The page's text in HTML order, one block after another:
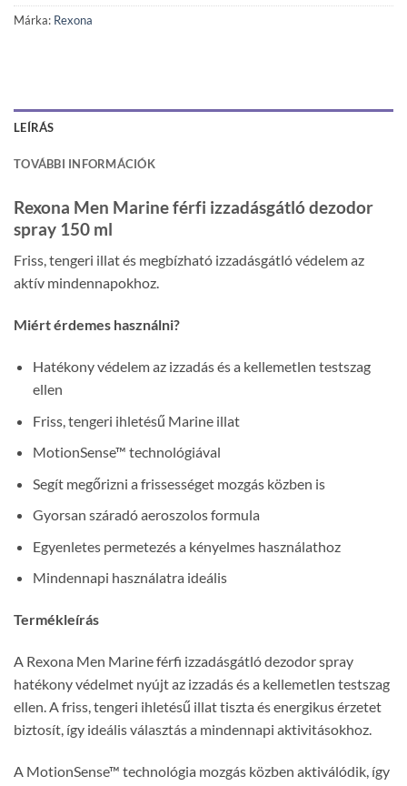
Márka: Rexona
LEÍRÁS
TOVÁBBI INFORMÁCIÓK
Rexona Men Marine férfi izzadásgátló dezodor
spray 150 ml
Friss, tengeri illat és megbízható izzadásgátló védelem az
aktív mindennapokhoz.
Miért érdemes használni?
Hatékony védelem az izzadás és a kellemetlen testszag
ellen
Friss, tengeri ihletésű Marine illat
MotionSense™ technológiával
Segít megőrizni a frissességet mozgás közben is
Gyorsan száradó aeroszolos formula
Egyenletes permetezés a kényelmes használathoz
Mindennapi használatra ideális
Termékleírás
A Rexona Men Marine férfi izzadásgátló dezodor spray
hatékony védelmet nyújt az izzadás és a kellemetlen testszag
ellen. A friss, tengeri ihletésű illat tiszta és energikus érzetet
biztosít, így ideális választás a mindennapi aktivitásokhoz.
A MotionSense™ technológia mozgás közben aktiválódik, így